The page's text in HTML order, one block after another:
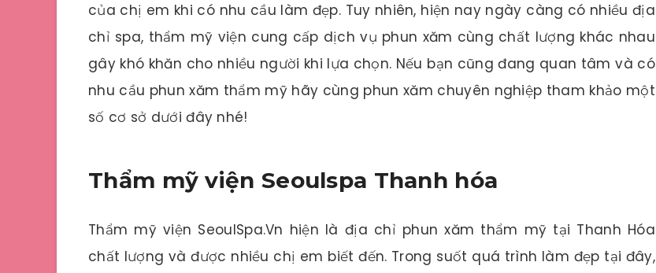
của chị em khi có nhu cầu làm đẹp. Tuy nhiên, hiện nay ngày càng có nhiều địa
chỉ spa, thẩm mỹ viện cung cấp dịch vụ phun xăm cùng chất lượng khác nhau
gây khó khăn cho nhiều người khi lựa chọn. Nếu bạn cũng đang quan tâm và có
nhu cầu phun xăm thẩm mỹ hãy cùng phun xăm chuyên nghiệp tham khảo một
số cơ sở dưới đây nhé!
Thẩm mỹ viện Seoulspa Thanh hóa
Thẩm mỹ viện SeoulSpa.Vn hiện là địa chỉ phun xăm thẩm mỹ tại Thanh Hóa
chất lượng và được nhiều chị em biết đến. Trong suốt quá trình làm đẹp tại đây,